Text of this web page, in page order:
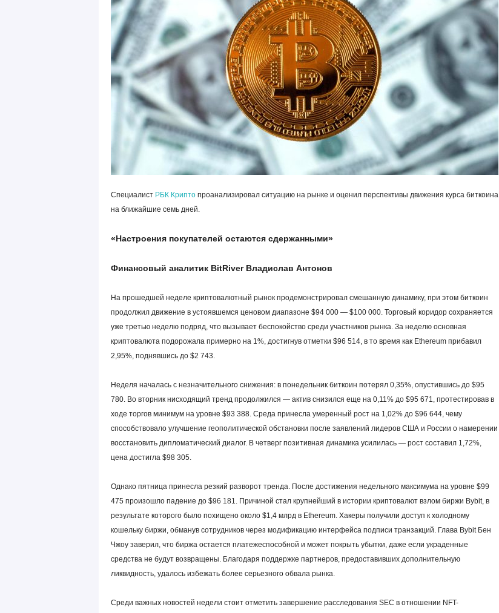
Специалист РБК Криптопроанализировал ситуацию на рынке и оценил перспективы движения курса биткоина
на ближайшие семь дней.
«Настроения покупателей остаются сдержанными»
Финансовый аналитик BitRiver Владислав Антонов
На прошедшей неделе криптовалютный рынок продемонстрировал смешанную динамику, при этом биткоин
продолжил движение в устоявшемся ценовом диапазоне $94 000 — $100 000. Торговый коридор сохраняется
уже третью неделю подряд, что вызывает беспокойство среди участников рынка. За неделю основная
криптовалюта подорожала примерно на 1%, достигнув отметки $96 514, в то время как Ethereum прибавил
2,95%, поднявшись до $2 743.
Неделя началась с незначительного снижения: в понедельник биткоин потерял 0,35%, опустившись до $95
780. Во вторник нисходящий тренд продолжился — актив снизился еще на 0,11% до $95 671, протестировав в
ходе торгов минимум на уровне $93 388. Среда принесла умеренный рост на 1,02% до $96 644, чему
способствовало улучшение геополитической обстановки после заявлений лидеров США и России о намерении
восстановить дипломатический диалог. В четверг позитивная динамика усилилась — рост составил 1,72%,
цена достигла $98 305.
Однако пятница принесла резкий разворот тренда. После достижения недельного максимума на уровне $99
475 произошло падение до $96 181. Причиной стал крупнейший в истории криптовалют взлом биржи Bybit, в
результате которого было похищено около $1,4 млрд в Ethereum. Хакеры получили доступ к холодному
кошельку биржи, обманув сотрудников через модификацию интерфейса подписи транзакций. Глава Bybit Бен
Чжоу заверил, что биржа остается платежеспособной и может покрыть убытки, даже если украденные
средства не будут возвращены. Благодаря поддержке партнеров, предоставивших дополнительную
ликвидность, удалось избежать более серьезного обвала рынка.
Среди важных новостей недели стоит отметить завершение расследования SEC в отношении NFT-